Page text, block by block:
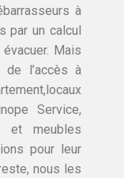
à
par un calcul
Mais
l’accès à
Service,
et meubles
pour leur
nous les